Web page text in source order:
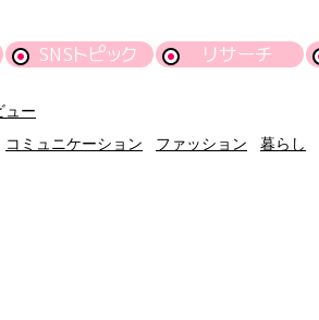
SNSトピック リサーチ
ュー
コミュニケーション ファッション 暮らし